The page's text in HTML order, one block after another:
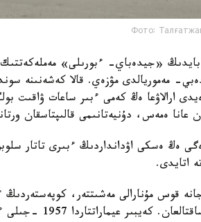
Фото:
«جيدەباي- ءبورىلى»
ادەبي- مەموريالدى مۋزەي. قالا كەشەنىنە
ارالاۋعا ەڭ كەمى ءبىر ساعات ۋاقىت
عانا ەمەس، دۇنيەتانىمى قالىپتاسقان
ەڭ ەسكى اۋدانداردىڭ ءبىرى تاتار
اتايدى.
قوس مۇنارالى مەشىتتەر،
مۋسيندەردىڭ